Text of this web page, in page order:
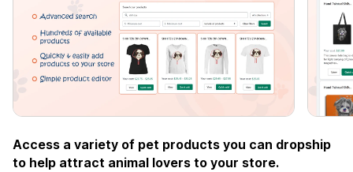
Access a variety of pet products you can dropship
to help attract animal lovers to your store.